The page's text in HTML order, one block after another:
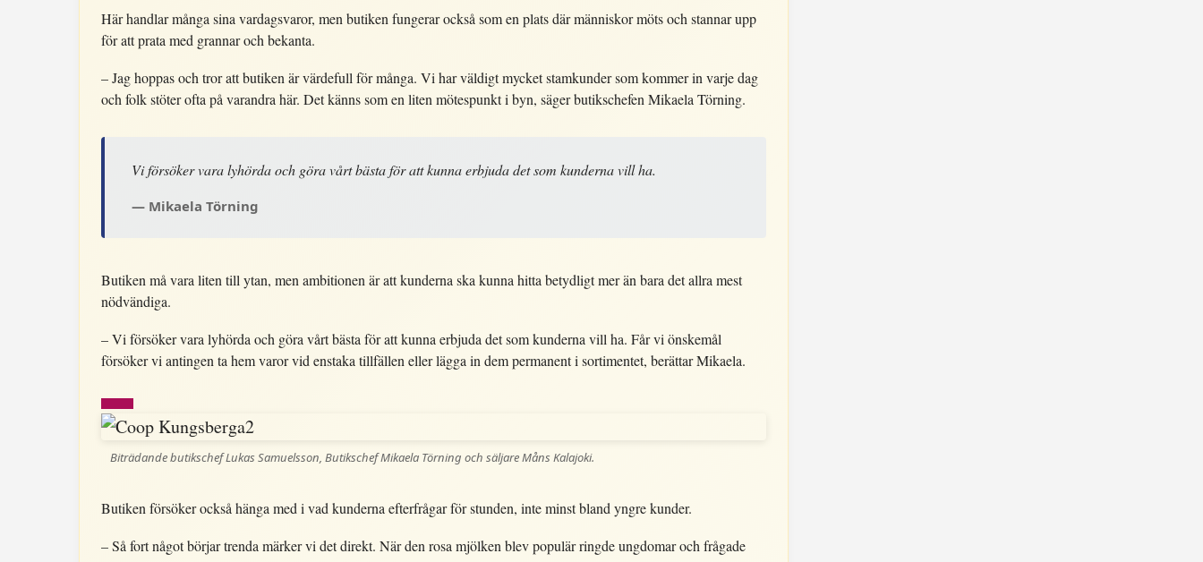
Här handlar många sina vardagsvaror, men butiken fungerar också som en plats där människor möts och stannar upp
för att prata med grannar och bekanta.
– Jag hoppas och tror att butiken är värdefull för många. Vi har väldigt mycket stamkunder som kommer in varje dag
och folk stöter ofta på varandra här. Det känns som en liten mötespunkt i byn, säger butikschefen Mikaela Törning.
Vi försöker vara lyhörda och göra vårt bästa för att kunna erbjuda det som kunderna vill ha.
Mikaela Törning
Butiken må vara liten till ytan, men ambitionen är att kunderna ska kunna hitta betydligt mer än bara det allra mest
nödvändiga.
– Vi försöker vara lyhörda och göra vårt bästa för att kunna erbjuda det som kunderna vill ha. Får vi önskemål
försöker vi antingen ta hem varor vid enstaka tillfällen eller lägga in dem permanent i sortimentet, berättar Mikaela.
Biträdande butikschef Lukas Samuelsson, Butikschef Mikaela Törning och säljare Måns Kalajoki.
Butiken försöker också hänga med i vad kunderna efterfrågar för stunden, inte minst bland yngre kunder.
– Så fort något börjar trenda märker vi det direkt. När den rosa mjölken blev populär ringde ungdomar och frågade